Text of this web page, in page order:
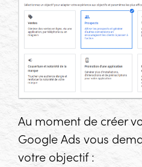
Au moment de créer
Google Ads vous
votre objectif :